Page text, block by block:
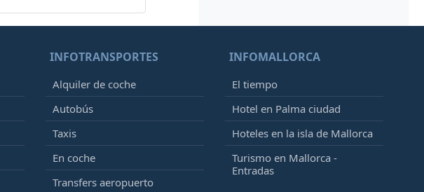
INFOTRANSPORTES
Alquiler de coche
Autobús
Taxis
En coche
Transfers aeropuerto
INFOMALLORCA
El tiempo
Hotel en Palma ciudad
Hoteles en la isla de Mallorca
Turismo en Mallorca -
Entradas